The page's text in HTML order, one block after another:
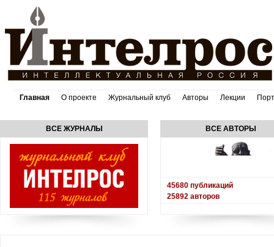
Главная О проекте Журнальный клуб Авторы Лекции
ВСЕ ЖУРНАЛЫ ВСЕ АВТОРЫ
45680 публикаций
25892 авторов